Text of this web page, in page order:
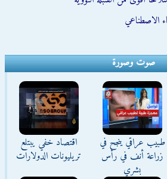
الاصطناعي
صوت وصورة
طبيب عراقي ينجح في
زراعة أنف في رأس
بشري
اقتصاد خفي يبتلع
تريليونات الدولارات